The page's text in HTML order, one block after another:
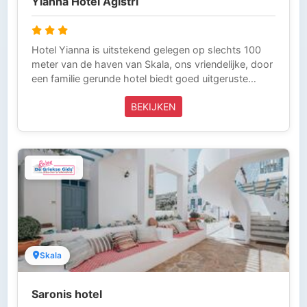
Calamiteitenfonds. Wij zijn voor onze klanten die in
Griekenland zijn 24 uur per dag bereikbaar (Tel 0031-
343-218014) en laten niets over aan het toeval. Zo
kun je zorgeloos op vakantie.
Hotel Yianna is uitstekend gelegen op slechts 100
meter van de haven van Skala, ons vriendelijke, door
een familie gerunde hotel biedt goed uitgeruste
accommodatie met Griekse thema-avonden, een
geweldig zwembad en warme gastvrijheid.
BEKIJKEN
Skala
Saronis hotel